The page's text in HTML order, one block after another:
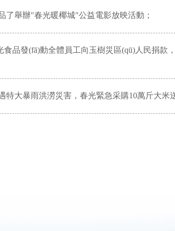
食品了舉辦"春光暖椰城"公益電影放映活動；
食品發(fā)動全體員工向玉樹災區(qū)人民捐
遇特大暴雨洪澇災害，春光緊急采購10萬斤大